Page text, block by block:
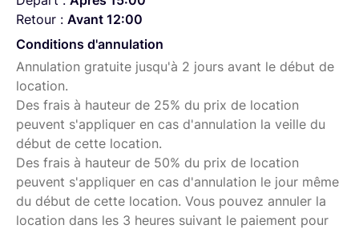
Prise de données via USB-C :
accessoires et permettre un contrôle encore plus
poussé sur la caméra et le stabilisateur.
Port HDMI :
externes ou des systèmes de transmission vidéo.
Retour : Avant 12:00
Conditions d'annulation
Annulation gratuite jusqu'à 2 jours avant le début de
location.
Des frais à hauteur de 25% du prix de location
peuvent s'appliquer en cas d'annulation la veille du
début de cette location.
Des frais à hauteur de 50% du prix de location
peuvent s'appliquer en cas d'annulation le jour même
du début de cette location. Vous pouvez annuler la
location dans les 3 heures suivant le paiement pour